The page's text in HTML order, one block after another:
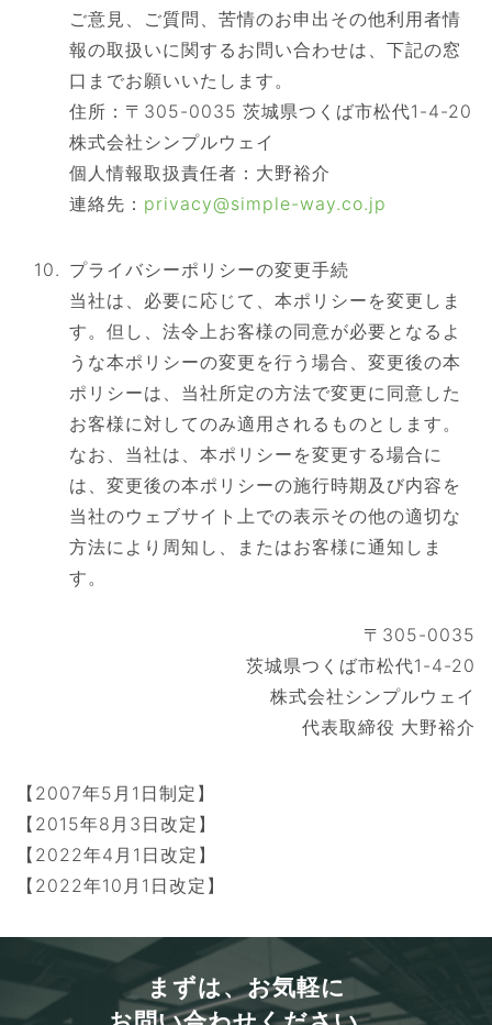
ご意見、ご質問、苦情のお申出その他利用者情
報の取扱いに関するお問い合わせは、下記の窓
口までお願いいたします。
住所：〒305-0035 茨城県つくば市松代1-4-20
株式会社シンプルウェイ
個人情報取扱責任者：大野裕介
連絡先： privacy@simple-way.co.jp
プライバシーポリシーの変更手続
当社は、必要に応じて、本ポリシーを変更しま
す。但し、法令上お客様の同意が必要となるよ
うな本ポリシーの変更を行う場合、変更後の本
ポリシーは、当社所定の方法で変更に同意した
お客様に対してのみ適用されるものとします。
なお、当社は、本ポリシーを変更する場合に
は、変更後の本ポリシーの施行時期及び内容を
当社のウェブサイト上での表示その他の適切な
方法により周知し、またはお客様に通知しま
す。
〒305-0035
茨城県つくば市松代1-4-20
株式会社シンプルウェイ
代表取締役 大野裕介
【2007年5月1日制定】
【2015年8月3日改定】
【2022年4月1日改定】
【2022年10月1日改定】
まずは、お気軽に